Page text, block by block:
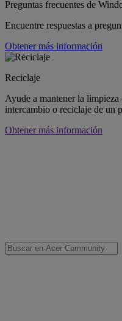
Preguntas frecuentes de
Encuentre respuestas a
Obtener más información
Reciclaje
Ayude a mantener la
intercambio o reciclaje de un
Obtener más información